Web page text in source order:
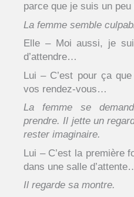
parce que je suis un
La femme semble
Elle – Moi aussi, je
d’attendre…
Lui – C’est pour ça
vos rendez-vous…
La femme se
prendre. Il jette un
rester imaginaire.
Lui – C’est la première
dans une salle
Il regarde sa montre.